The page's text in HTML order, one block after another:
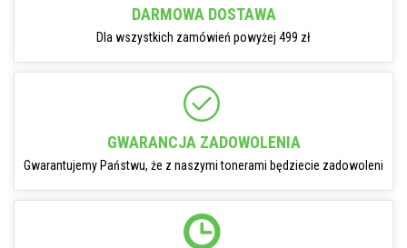
DARMOWA DOSTAWA
Dla wszystkich zamówień powyżej 499 zł
GWARANCJA ZADOWOLENIA
Gwarantujemy Państwu, że z naszymi tonerami będziecie zadowoleni